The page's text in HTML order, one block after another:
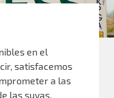
en el
satisfacemos
a las
las suyas.